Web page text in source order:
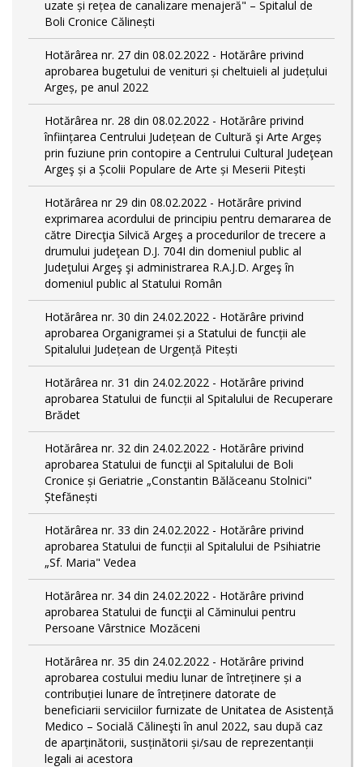
uzate și rețea de canalizare menajeră" – Spitalul de
Boli Cronice Călinești
Hotărârea nr. 27 din 08.02.2022 - Hotărâre privind
aprobarea bugetului de venituri și cheltuieli al județului
Argeș, pe anul 2022
Hotărârea nr. 28 din 08.02.2022 - Hotărâre privind
înființarea Centrului Județean de Cultură şi Arte Argeș
prin fuziune prin contopire a Centrului Cultural Judeţean
Argeş și a Școlii Populare de Arte și Meserii Pitești
Hotărârea nr 29 din 08.02.2022 - Hotărâre privind
exprimarea acordului de principiu pentru demararea de
către Direcţia Silvică Argeş a procedurilor de trecere a
drumului judeţean D.J. 704I din domeniul public al
Judeţului Argeş şi administrarea R.A.J.D. Argeş în
domeniul public al Statului Român
Hotărârea nr. 30 din 24.02.2022 - Hotărâre privind
aprobarea Organigramei și a Statului de funcții ale
Spitalului Județean de Urgență Pitești
Hotărârea nr. 31 din 24.02.2022 - Hotărâre privind
aprobarea Statului de funcții al Spitalului de Recuperare
Brădet
Hotărârea nr. 32 din 24.02.2022 - Hotărâre privind
aprobarea Statului de funcţii al Spitalului de Boli
Cronice și Geriatrie „Constantin Bălăceanu Stolnici"
Ștefănești
Hotărârea nr. 33 din 24.02.2022 - Hotărâre privind
aprobarea Statului de funcții al Spitalului de Psihiatrie
„Sf. Maria" Vedea
Hotărârea nr. 34 din 24.02.2022 - Hotărâre privind
aprobarea Statului de funcţii al Căminului pentru
Persoane Vârstnice Mozăceni
Hotărârea nr. 35 din 24.02.2022 - Hotărâre privind
aprobarea costului mediu lunar de întreținere și a
contribuției lunare de întreținere datorate de
beneficiarii serviciilor furnizate de Unitatea de Asistență
Medico – Socială Călineşti în anul 2022, sau după caz
de aparținătorii, susținătorii și/sau de reprezentanții
legali ai acestora